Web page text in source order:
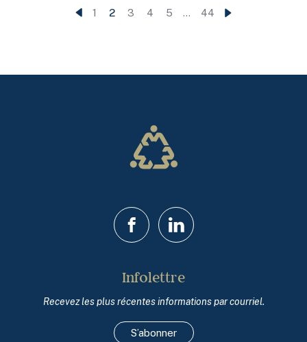
1 2 3 4 5 … 44
FacebookLinkedIn
Infolettre
Recevez les plus récentes informations par courriel.
S’abonner